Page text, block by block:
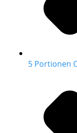
5 Portionen